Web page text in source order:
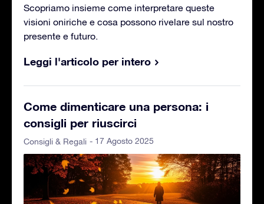
Scopriamo insieme come interpretare queste
visioni oniriche e cosa possono rivelare sul nostro
presente e futuro.
Leggi l'articolo per intero
Come dimenticare una persona: i
consigli per riuscirci
Consigli & Regali - 17 Agosto 2025